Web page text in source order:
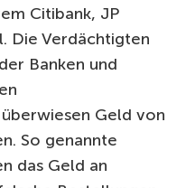
Citibank, JP
Die Verdächtigten
Banken und
Geld von
So genannte
das Geld an